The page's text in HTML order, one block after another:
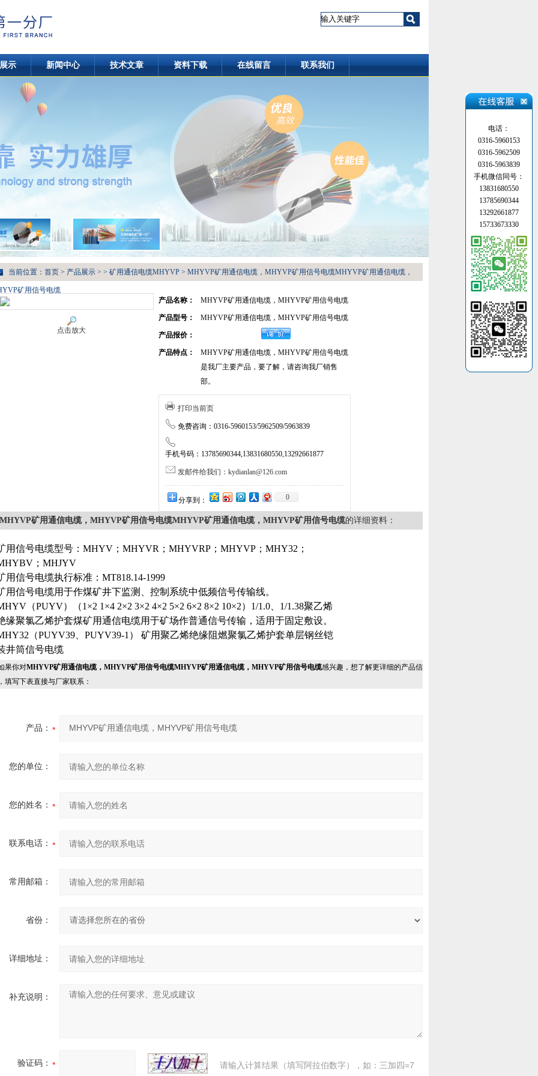
示 新闻中心 技术文章 资料下载 在线留言 联系我们
当前位置： 首页 > 产品展示 > > 矿用通信电缆MHYVP > MHYVP矿用通信电缆，MHYVP矿用信号电缆MHYVP矿用通信电缆，
矿用信号电缆
点击放大
产品名称： MHYVP矿用通信电缆，MHYVP矿用信号电缆
产品型号： MHYVP矿用通信电缆，MHYVP矿用信号电缆
产品报价：
产品特点：
MHYVP矿用通信电缆，MHYVP矿用信号电缆
是我厂主要产品，要了解，请咨询我厂销售
部。
打印当前页
免费咨询：0316-5960153/5962509/5963839
手机号码：13785690344,13831680550,13292661877
发邮件给我们：kydianlan@126.com
分享到： 0
MHYVP矿用通信电缆，MHYVP矿用信号电缆MHYVP矿用通信电缆，MHYVP矿用信号电缆的详细资料：
用信号电缆型号：MHYV；MHYVR；MHYVRP；MHYVP；MHY32；
；MHJYV
用信号电缆执行标准：MT818.14-1999
用信号电缆用于作煤矿井下监测、控制系统中低频信号传输线。
（PUYV）（1×2 1×4 2×2 3×2 4×2 5×2 6×2 8×2 10×2）1/1.0、1/1.38聚乙烯
缘聚氯乙烯护套煤矿用通信电缆用于矿场作普通信号传输，适用于固定敷设。
（PUYV39、PUYV39-1） 矿用聚乙烯绝缘阻燃聚氯乙烯护套单层钢丝铠
井筒信号电缆
你对MHYVP矿用通信电缆，MHYVP矿用信号电缆MHYVP矿用通信电缆，MHYVP矿用信号电缆感兴趣，想了解更详细的产品信
填写下表直接与厂家联系：
产品：
您的单位：
您的姓名：
联系电话：
常用邮箱：
省份：
详细地址：
补充说明：
验证码： 请输入计算结果（填写阿拉伯数字），如：三加四=7
电话：
0316-5960153
0316-5962509
0316-5963839
手机微信同号：
13831680550
13785690344
13292661877
15733673330